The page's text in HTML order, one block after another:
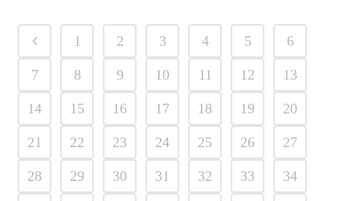
1 2 3 4 5 6
7 8 9 10 11 12 13
14 15 16 17 18 19 20
21 22 23 24 25 26 27
28 29 30 31 32 33 34